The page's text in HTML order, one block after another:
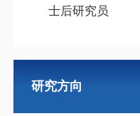
士后研究员
研究方向